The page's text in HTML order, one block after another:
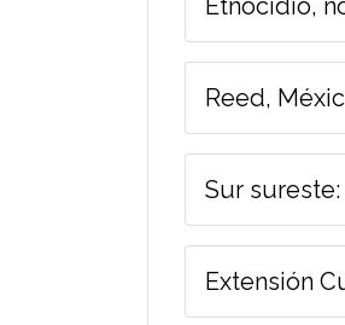
Etnocidio,
Reed,
Sur sureste:
Extensión